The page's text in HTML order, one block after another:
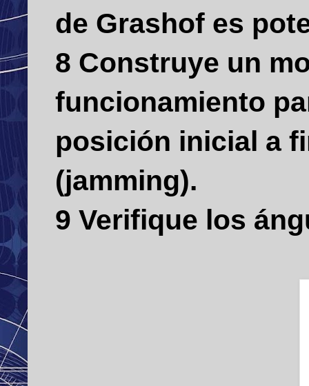
de Grashof es
8 Construye un
funcionamiento
posición inicial a
(jamming).
9 Verifique los